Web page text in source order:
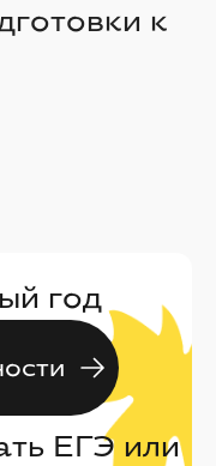
к
год
ЕГЭ или